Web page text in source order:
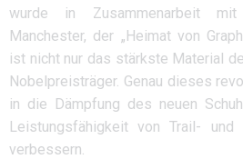
wurde in Zusammenarbeit
Manchester, der „Heimat von
ist nicht nur das stärkste Material
Nobelpreisträger. Genau dieses
in die Dämpfung des neuen
Leistungsfähigkeit von Trail- und
verbessern.